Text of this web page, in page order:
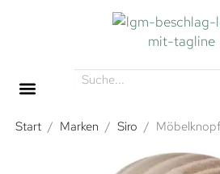
Start / Marken / Siro /